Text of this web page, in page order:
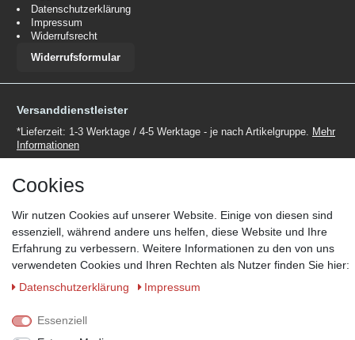
Datenschutzerklärung
Impressum
Widerrufsrecht
Widerrufsformular
Versanddienstleister
*Lieferzeit: 1-3 Werktage / 4-5 Werktage - je nach Artikelgruppe. Mehr
Informationen
Zahlungsmöglichkeiten
Wir behalten uns das Recht vor im Einzelfall bestimmte
Cookies
Wir nutzen Cookies auf unserer Website. Einige von diesen sind
essenziell, während andere uns helfen, diese Website und Ihre
Erfahrung zu verbessern. Weitere Informationen zu den von uns
verwendeten Cookies und Ihren Rechten als Nutzer finden Sie hier:
Daten­schutz­erklärung
Impressum
Essenziell